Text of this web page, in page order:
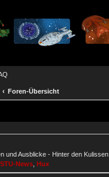
Foren-Übersicht
und Ausblicke - Hinter den Kulissen
STU-News Hux